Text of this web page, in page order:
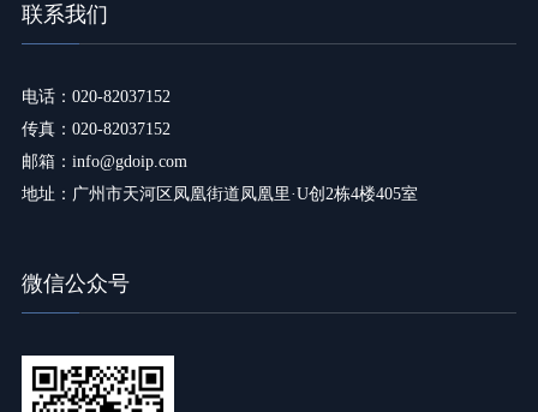
联系我们
电话：020-82037152
传真：020-82037152
邮箱：info@gdoip.com
地址：广州市天河区凤凰街道凤凰里·U创2栋4楼405室
微信公众号